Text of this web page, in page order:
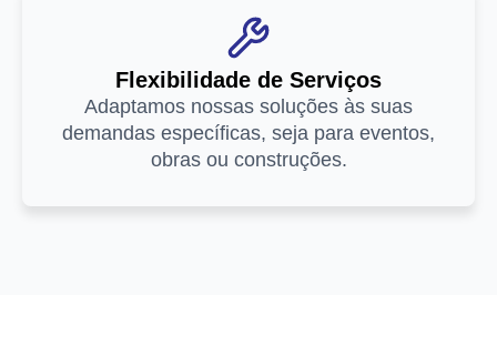
Flexibilidade de Serviços
Adaptamos nossas soluções às suas
demandas específicas, seja para eventos,
obras ou construções.